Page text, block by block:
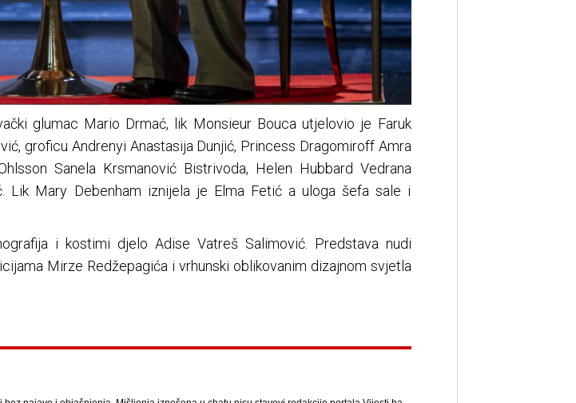
glumac Mario Drmać, lik Monsieur Bouca utjelovio je Faruk
groficu Andrenyi Anastasija Dunjić, Princess Dragomiroff Amra
Sanela Krsmanović Bistrivoda, Helen Hubbard Vedrana
Lik Mary Debenham iznijela je Elma Fetić a uloga šefa sale i
i kostimi djelo Adise Vatreš Salimović. Predstava nudi
Mirze Redžepagića i vrhunski oblikovanim dizajnom svjetla